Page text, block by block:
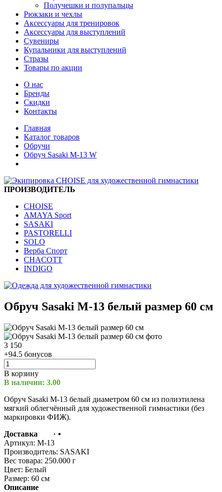
Получешки и полупальцы
Рюкзаки и чехлы
Аксессуары для тренировок
Аксессуары для выступлений
Сувениры
Купальники для выступлений
Стразы
Товары по акции
О нас
Бренды
Скидки
Контакты
Главная
Каталог товаров
Обручи
Обруч Sasaki M-13 W
ПРОИЗВОДИТЕЛЬ
CHOISE
AMAYA Sport
SASAKI
PASTORELLI
SOLO
Верба Спорт
CHACOTT
INDIGO
Обруч Sasaki M-13 белый размер 60 см
3 150
+94.5 бонусов
В корзину
В наличии: 3.00
Обруч Sasaki M-13 белый диаметром 60 см из полиэтилена
мягкий облегчённый для художественной гимнастики (без
маркировки ФИЖ).
Доставка
Артикул: M-13
Производитель: SASAKI
Вес товара: 250.000 г
Цвет: Белый
Размер: 60 см
Описание